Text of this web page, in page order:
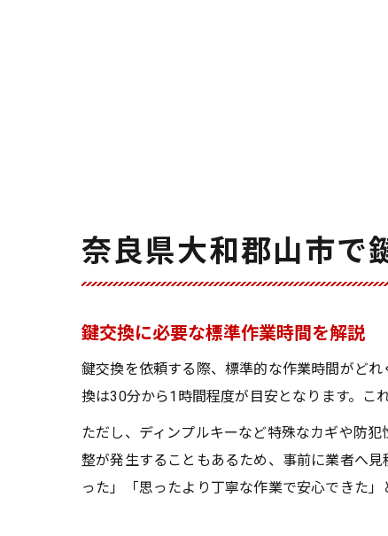
奈良県大和郡山市で
鍵交換に必要な標準作業時間を解説
鍵交換を依頼する際、標準的な作業時間がど
換は30分から1時間程度が目安となります。こ
ただし、ディンプルキーなど特殊なカギや防
整が発生することもあるため、事前に業者へ
った」「思ったより丁寧な作業で安心できた」